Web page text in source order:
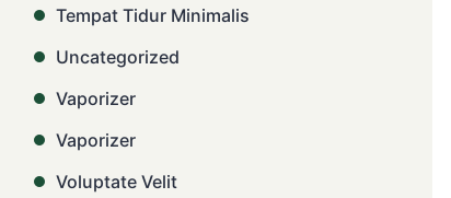
Tempat Tidur Minimalis
Uncategorized
Vaporizer
Vaporizer
Voluptate Velit